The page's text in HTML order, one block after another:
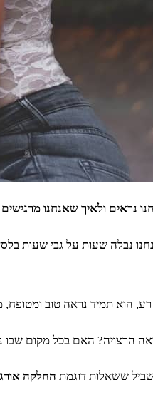
נראים ולאיך שאנחנו
שעות על גבי שעות בלסדר,
הוא תמיד נראה טוב ומטופח,
הרצויה? האם בכל מקום שבו
ששאלות דוגמת החלקה